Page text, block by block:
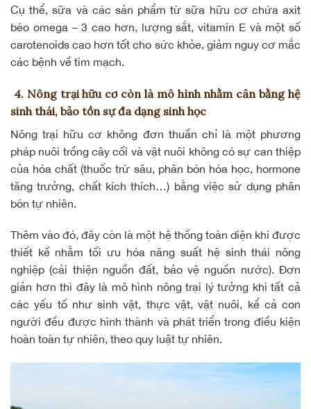
Cụ thể, sữa và các sản phẩm từ sữa hữu cơ chứa axit
béo omega – 3 cao hơn, lượng sắt, vitamin E và một số
carotenoids cao hơn tốt cho sức khỏe, giảm nguy cơ mắc
các bệnh về tim mạch.
4. Nông trại hữu cơ còn là mô hình nhằm cân bằng hệ
sinh thái, bảo tồn sự đa dạng sinh học
Nông trại hữu cơ không đơn thuần chỉ là một phương
pháp nuôi trồng cây cối và vật nuôi không có sự can thiệp
của hóa chất (thuốc trừ sâu, phân bón hóa học, hormone
tăng trưởng, chất kích thích…) bằng việc sử dụng phân
bón tự nhiên.
Thêm vào đó, đây còn là một hệ thống toàn diện khi được
thiết kế nhằm tối ưu hóa năng suất hệ sinh thái nông
nghiệp (cải thiện nguồn đất, bảo vệ nguồn nước). Đơn
giản hơn thì đây là mô hình nông trại lý tưởng khi tất cả
các yếu tố như sinh vật, thực vật, vật nuôi, kể cả con
người đều được hình thành và phát triển trong điều kiện
hoàn toàn tự nhiên, theo quy luật tự nhiên.